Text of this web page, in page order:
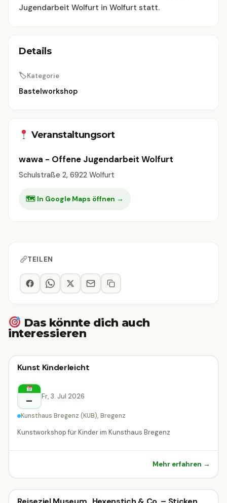
Jugendarbeit Wolfurt in Wolfurt statt.
Details
🏷Kategorie
Bastelworkshop
Veranstaltungsort
wawa - Offene Jugendarbeit Wolfurt
Schulstraße 2, 6922 Wolfurt
🗺 In Google Maps öffnen →
TEILEN
Das könnte dich auch
interessieren
Bastelworkshop
Bregenz
Bastelworkshop
Kunst Kinderleicht
– Fr, 3. Jul 2026
Kunsthaus Bregenz (KUB), Bregenz
Kunstworkshop für Kinder im Kunsthaus Bregenz
Mehr erfahren →